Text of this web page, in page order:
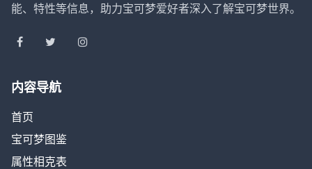
能、特性等信息，助力宝可梦爱好者深入了解宝可梦世界。
内容导航
首页
宝可梦图鉴
属性相克表